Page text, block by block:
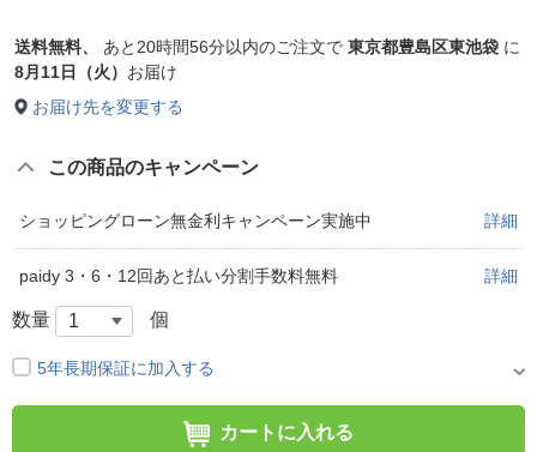
送料無料、 あと 20時間56分以内のご注文で 東京都豊島区東池袋 に
8月11日（火） お届け
お届け先を変更する
この商品のキャンペーン
ショッピングローン無金利キャンペーン実施中 詳細
paidy 3・6・12回あと払い分割手数料無料 詳細
数量 個
5年長期保証に加入する
カートに入れる